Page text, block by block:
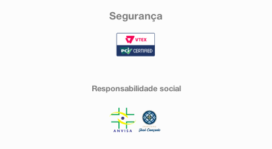
Segurança
Responsabilidade social